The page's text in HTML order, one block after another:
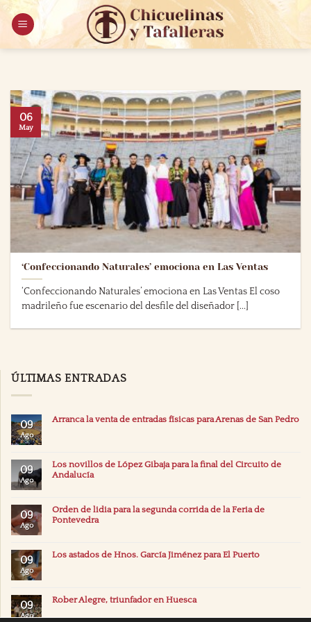
Saltar
contenido
‘Confeccionando Naturales’ emociona en Las Ventas
‘Confeccionando Naturales’ emociona en Las Ventas El coso
madrileño fue escenario del desfile del diseñador [...]
06
May
ÚLTIMAS ENTRADAS
09
Ago
Arranca la venta de entradas físicas para Arenas de San Pedro
09
Ago
Los novillos de López Gibaja para la final del Circuito de
Andalucía
09
Ago
Orden de lidia para la segunda corrida de la Feria de
Pontevedra
09
Ago
Los astados de Hnos. García Jiménez para El Puerto
09
Ago
Rober Alegre, triunfador en Huesca